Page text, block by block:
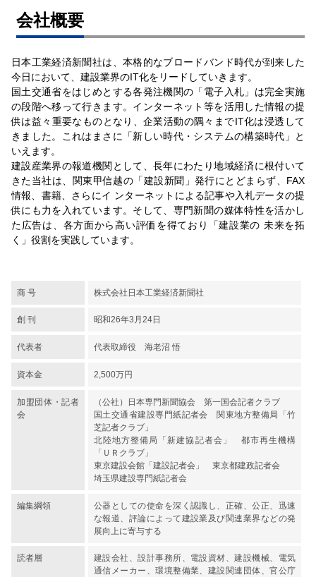
会社概要
日本工業経済新聞社は、本格的なブロードバンド時代が到来した
今日において、建設業界のIT化をリードしていきます。
国土交通省をはじめとする各発注機関の「電子入札」は完全実施
の段階へ移って行きます。インターネット等を活用した情報の提
供は益々重要なものとなり、企業活動の隅々までIT化は浸透して
きました。これはまさに「新しい時代・システムの構築時代」と
いえます。
建設産業界の報道機関として、長年にわたり地域経済に根付いて
きた当社は、関東甲信越の「建設新聞」発行にとどまらず、FAX
情報、書籍、さらにイ ンターネットによる記事や入札データの提
供にも力を入れています。そして、専門新聞の媒体特性を活かし
た広告は、各方面から高い評価を得ており「建設業の 未来を拓
く」役割を実践しています。
商 号 株式会社日本工業経済新聞社
創 刊 昭和26年3月24日
代表者 代表取締役 海老沼 悟
資本金 2,500万円
加盟団体・記者
会
（公社）日本専門新聞協会 第一国会記者クラブ
国土交通省建設専門紙記者会 関東地方整備局「竹
芝記者クラブ」
北陸地方整備局「新建協記者会」 都市再生機構
「ＵＲクラブ」
東京建設会館「建設記者会」 東京都建政記者会
埼玉県建設専門紙記者会
編集綱領
公器としての使命を深く認識し、正確、公正、迅速
な報道、評論によって建設業及び関連業界などの発
展向上に寄与する
読者層
建設会社、設計事務所、電設資材、建設機械、電気
通信メーカー、環境整備業、建設関連団体、官公庁